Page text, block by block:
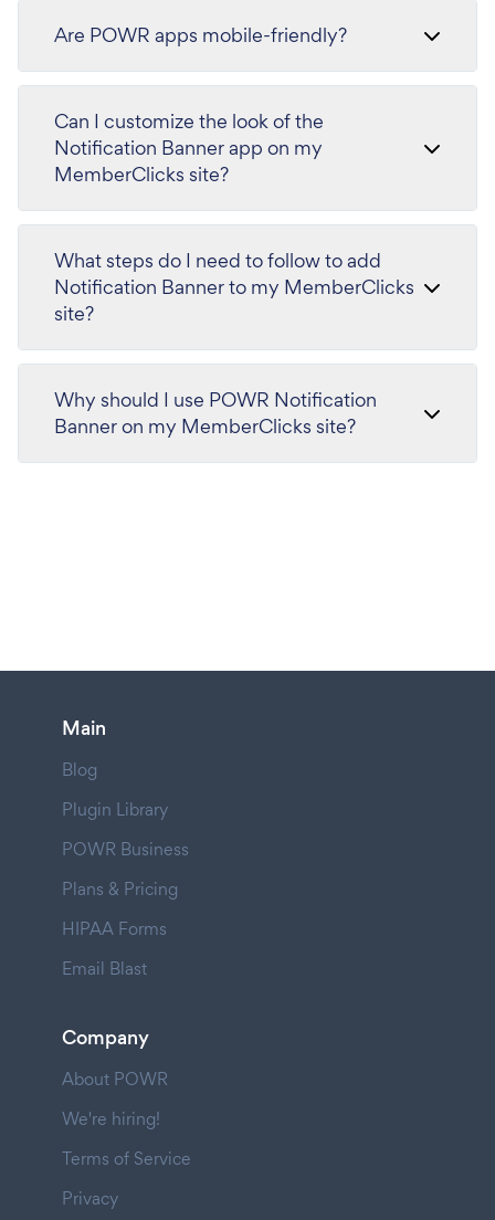
Are POWR apps mobile-friendly?
Can I customize the look of the
Notification Banner app on my
MemberClicks site?
What steps do I need to follow to add
Notification Banner to my MemberClicks
site?
Why should I use POWR Notification
Banner on my MemberClicks site?
Main
Blog
Plugin Library
POWR Business
Plans & Pricing
HIPAA Forms
Email Blast
Company
About POWR
We're hiring!
Terms of Service
Privacy